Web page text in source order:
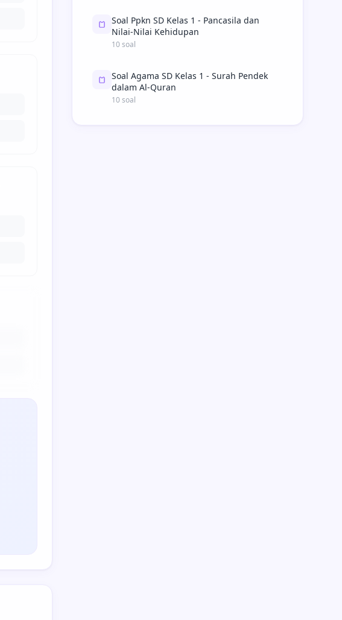
Soal Ppkn SD Kelas 1 - Pancasila dan
Nilai-Nilai Kehidupan
10 soal
Soal Agama SD Kelas 1 - Surah Pendek
dalam Al-Quran
10 soal